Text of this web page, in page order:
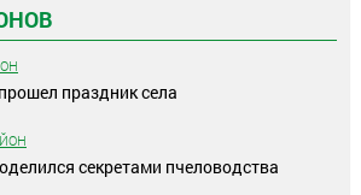
праздник села
секретами пчеловодства